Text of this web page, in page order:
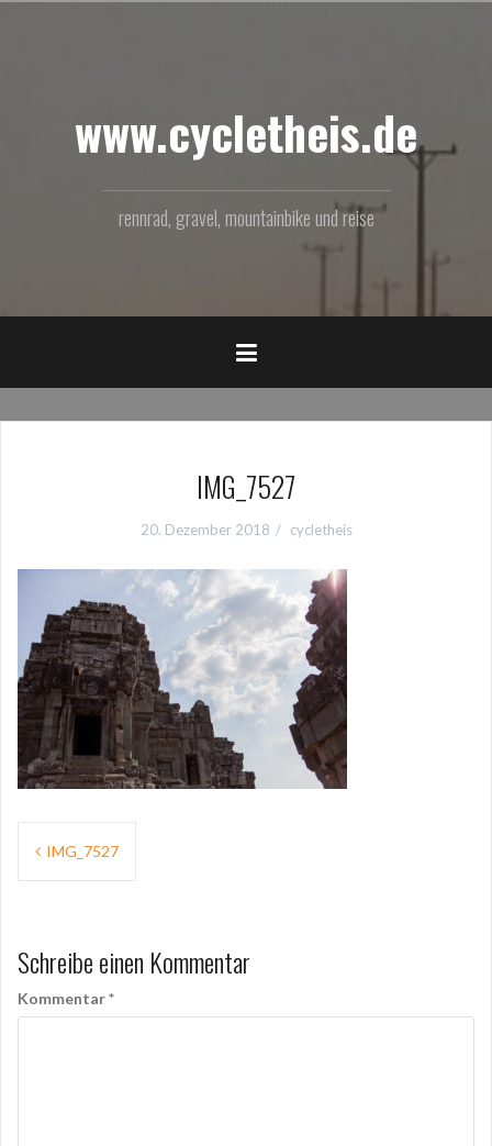
www.cycletheis.de
rennrad, gravel, mountainbike und reise
IMG_7527
20. Dezember 2018 cycletheis
Beitragsnavigation
IMG_7527
Schreibe einen Kommentar
Kommentar*